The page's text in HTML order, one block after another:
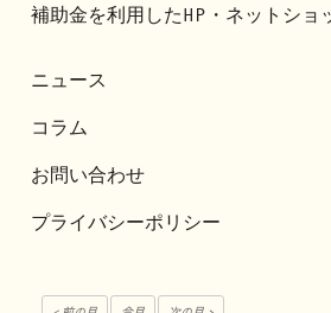
補助金を利用したHP・ネットショ
ニュース
コラム
お問い合わせ
プライバシーポリシー